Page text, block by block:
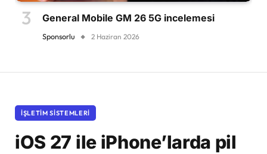
General Mobile GM 26 5G incelemesi
Sponsorlu 2 Haziran 2026
İŞLETIM SISTEMLERI
iOS 27 ile iPhone’larda pil